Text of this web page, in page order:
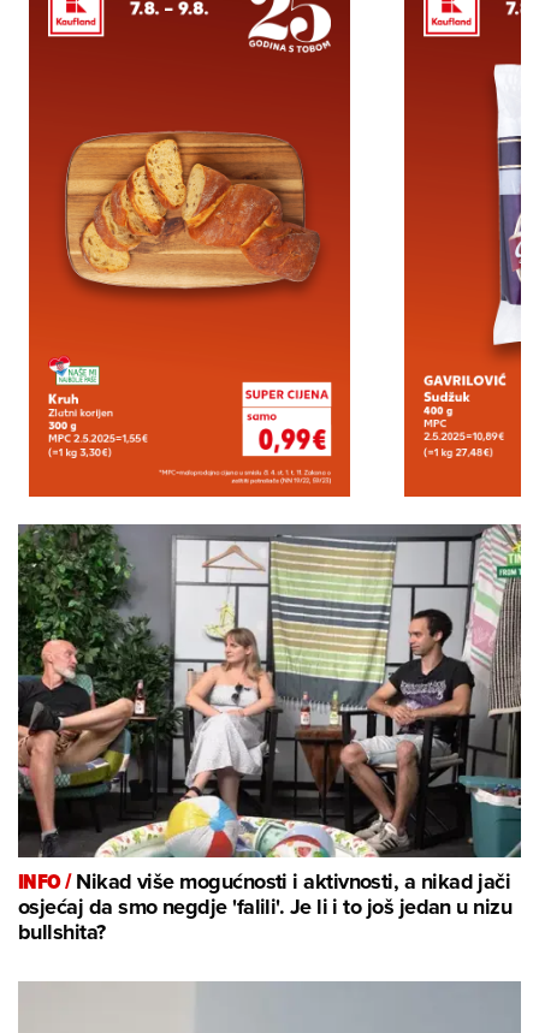
INFO /Nikad više mogućnosti i aktivnosti, a nikad jači
osjećaj da smo negdje 'falili'. Je li i to još jedan u nizu
bullshita?